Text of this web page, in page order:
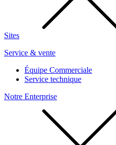
Sites
Service & vente
Équipe Commerciale
Service technique
Notre Enterprise